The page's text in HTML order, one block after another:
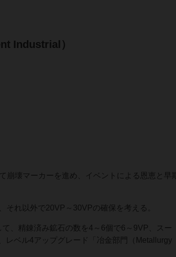
Industrial）
壊マーカーを進め、イベントによる恩恵と早期
れ以外で20VP～30VPの確保を考える。
、精錬済み鉱石の数を4～6個で6～9VP、スー
レベル4アップグレード「冶金部門（Metallurgy